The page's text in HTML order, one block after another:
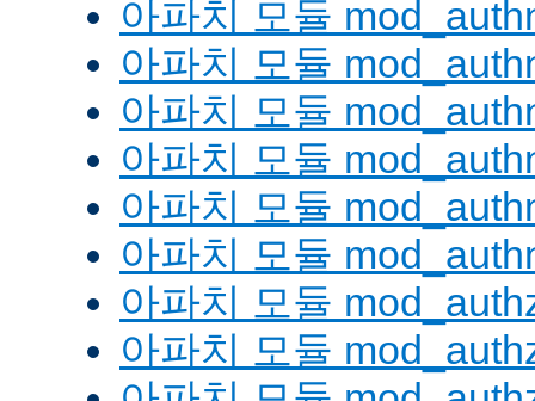
아파치 모듈
아파치 모듈
아파치 모듈
아파치 모듈
아파치 모듈
아파치 모듈
아파치 모듈
아파치 모듈